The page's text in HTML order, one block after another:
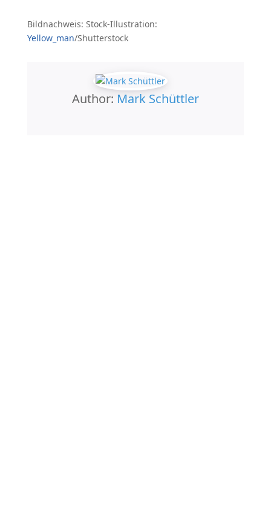
Bildnachweis: Stock-Illustration:
Yellow_man/Shutterstock
Author: Mark Schüttler